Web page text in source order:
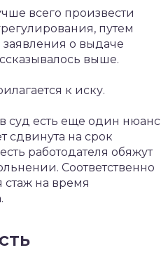
всего произвести
путем
о выдаче
выше.
к иску.
суд есть еще один нюанс
сдвинута на срок
работодателя обяжут
Соответственно
стаж на время